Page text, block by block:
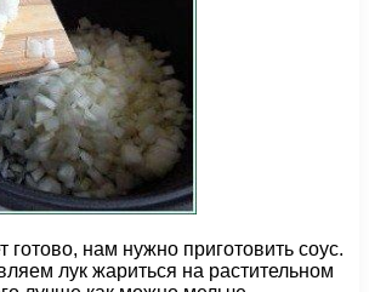
готово, нам нужно приготовить соус.
лук жариться на растительном